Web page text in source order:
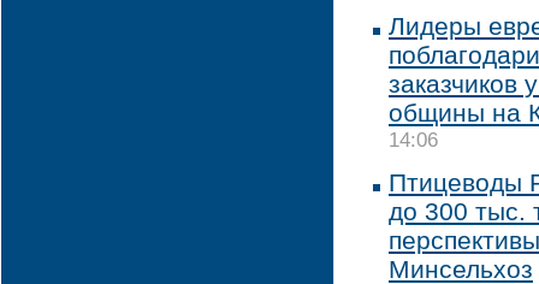
Лидеры
заказчиков
общины на
14:06
Птицеводы
до 300 тыс.
Минсельхоз